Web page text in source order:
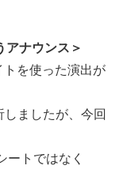
アナウンス＞
を使った演出が
ましたが、今回
ートではなく